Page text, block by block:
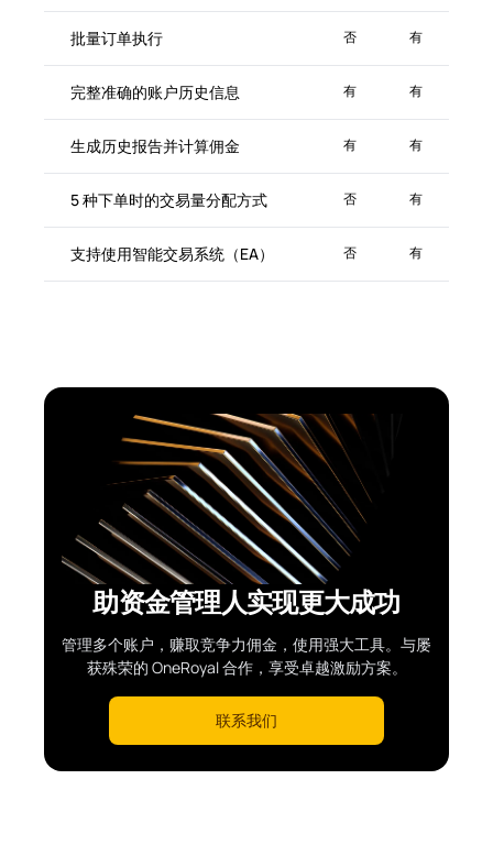
批量订单执行 否 有
完整准确的账户历史信息 有 有
生成历史报告并计算佣金 有 有
5 种下单时的交易量分配方式 否 有
支持使用智能交易系统（EA） 否 有
助资金管理人实现更大成功
管理多个账户，赚取竞争力佣金，使用强大工具。与屡
获殊荣的 OneRoyal 合作，享受卓越激励方案。
联系我们